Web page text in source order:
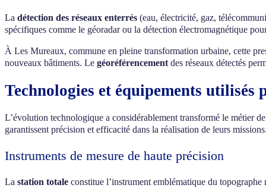
La détection des réseaux enterrés (eau, électricité, gaz,
spécifiques comme le géoradar ou la détection électromagnétique
À Les Mureaux, commune en pleine transformation urbaine, cette
nouveaux bâtiments. Le géoréférencement des réseaux détectés
Technologies et équipements
L’évolution technologique a considérablement transformé le métier
garantissent précision et efficacité dans la réalisation de leurs
Instruments de mesure de haute précision
La station totale constitue l’instrument emblématique du